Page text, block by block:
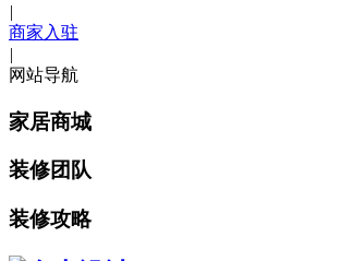
|
商家入驻
|
网站导航
家居商城
装修团队
装修攻略